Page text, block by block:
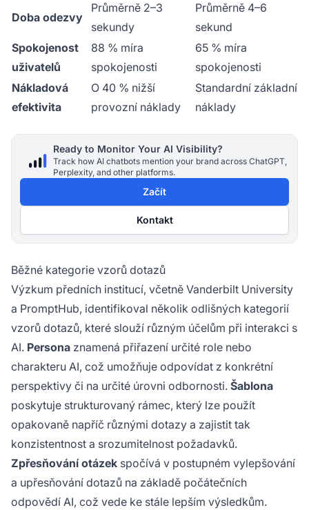
Doba odezvy
Průměrně 2–3
sekundy
Průměrně 4–6
sekund
Spokojenost
uživatelů
88 % míra
spokojenosti
65 % míra
spokojenosti
Nákladová
efektivita
O 40 % nižší
provozní náklady
Standardní základní
náklady
Ready to Monitor Your AI Visibility?
Track how AI chatbots mention your brand across ChatGPT,
Perplexity, and other platforms.
Začít
Kontakt
Běžné kategorie vzorů dotazů
Výzkum předních institucí, včetně Vanderbilt University
a PromptHub, identifikoval několik odlišných kategorií
vzorů dotazů, které slouží různým účelům při interakci s
AI. Persona znamená přiřazení určité role nebo
charakteru AI, což umožňuje odpovídat z konkrétní
perspektivy či na určité úrovni odbornosti. Šablona
poskytuje strukturovaný rámec, který lze použít
opakovaně napříč různými dotazy a zajistit tak
konzistentnost a srozumitelnost požadavků.
Zpřesňování otázek spočívá v postupném vylepšování
a upřesňování dotazů na základě počátečních
odpovědí AI, což vede ke stále lepším výsledkům.